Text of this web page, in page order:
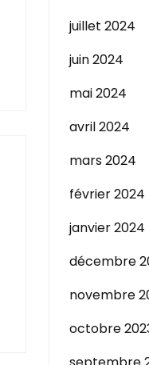
juillet 2024
juin 2024
mai 2024
avril 2024
mars 2024
février 2024
janvier 2024
décembre
novembre
octobre